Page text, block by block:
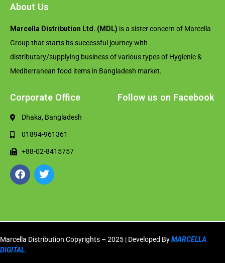
About Us
Marcella Distribution Ltd. (MDL) is a sister concern of Marcella
Group that starts its successful journey with
distributary/supplying business of various types of Hygienic &
Mediterranean food items in Bangladesh market.
Corporate Office
Dhaka, Bangladesh
01894-961361
+88-02-8415757
Follow us on Facebook
Marcella Distribution Copyrights – 2025 | Developed ByMARCELLA
DIGITAL.